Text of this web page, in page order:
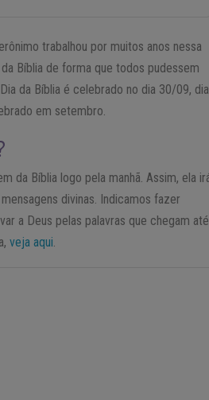
trabalhou por muitos anos nessa
Bíblia de forma que todos pudessem
da Bíblia é celebrado no dia 30/09, dia
em setembro.
da Bíblia logo pela manhã. Assim, ela
divinas. Indicamos fazer
a Deus pelas palavras que chegam até
veja aqui.